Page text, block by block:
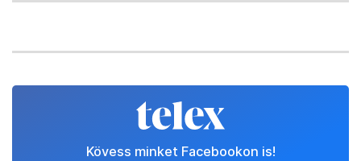
Kövess minket Facebookon is!